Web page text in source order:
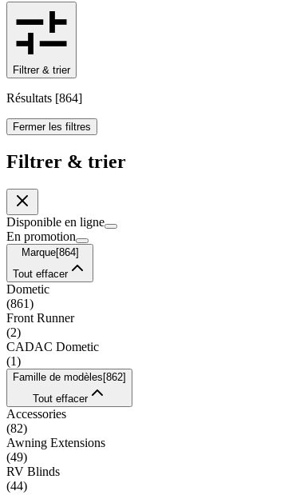
Filtrer & trier
Résultats [864]
Fermer les filtres
Filtrer & trier
Disponible en ligne
En promotion
Marque[864]
Tout effacer
Dometic
(861)
Front Runner
(2)
CADAC Dometic
(1)
Famille de modèles [862]
Tout effacer
Accessories
(82)
Awning Extensions
(49)
RV Blinds
(44)